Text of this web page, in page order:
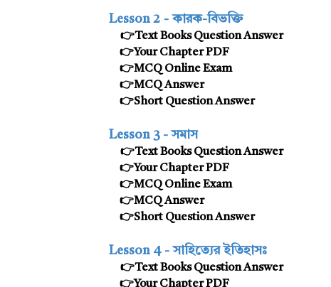
Lesson 2 -কারক-বিভক্তি
👉Text Books Question Answer
👉Your Chapter PDF
👉MCQ Online Exam
👉MCQ Answer
👉Short Question Answer
Lesson 3 -সমাস
👉Text Books Question Answer
👉Your Chapter PDF
👉MCQ Online Exam
👉MCQ Answer
👉Short Question Answer
Lesson 4 -সাহিত্যের ইতিহাসঃ
👉Text Books Question Answer
👉Your Chapter PDF